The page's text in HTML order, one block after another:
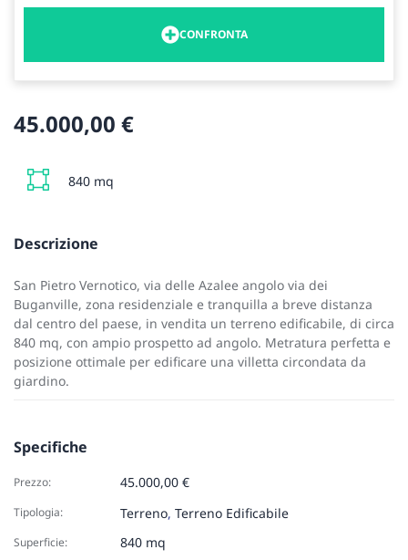
45.000,00 €
840 mq
Descrizione
San Pietro Vernotico, via delle Azalee angolo via dei
Buganville, zona residenziale e tranquilla a breve distanza
dal centro del paese, in vendita un terreno edificabile, di circa
840 mq, con ampio prospetto ad angolo. Metratura perfetta e
posizione ottimale per edificare una villetta circondata da
giardino.
Specifiche
Prezzo: 45.000,00 €
Tipologia: Terreno, Terreno Edificabile
Superficie: 840 mq
CONFRONTA